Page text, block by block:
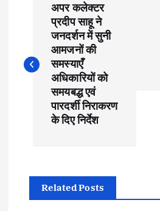
s
v
अपर कलेक्टर
प्रदीप साहू ने
जनदर्शन में सुनी
आमजनों की
समस्याएँ
अधिकारियों को
समयबद्ध एवं
पारदर्शी निराकरण
के दिए निर्देश
Related Posts